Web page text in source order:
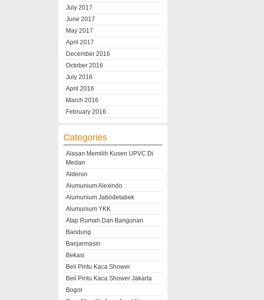
July 2017
June 2017
May 2017
April 2017
December 2016
October 2016
July 2016
April 2016
March 2016
February 2016
Categories
Alasan Memilih Kusen UPVC Di
Medan
Alderon
Alumunium Alexindo
Alumunium Jabodetabek
Alumunium YKK
Atap Rumah Dan Bangunan
Bandung
Banjarmasin
Bekasi
Beli Pintu Kaca Shower
Beli Pintu Kaca Shower Jakarta
Bogor